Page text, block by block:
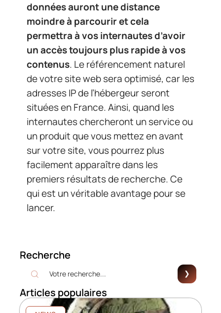
données auront une distance
moindre à parcourir et cela
permettra à vos internautes d’avoir
un accès toujours plus rapide à vos
contenus. Le référencement naturel
de votre site web sera optimisé, car les
adresses IP de l’hébergeur seront
situées en France. Ainsi, quand les
internautes chercheront un service ou
un produit que vous mettez en avant
sur votre site, vous pourrez plus
facilement apparaître dans les
premiers résultats de recherche. Ce
qui est un véritable avantage pour se
lancer.
Recherche
Articles populaires